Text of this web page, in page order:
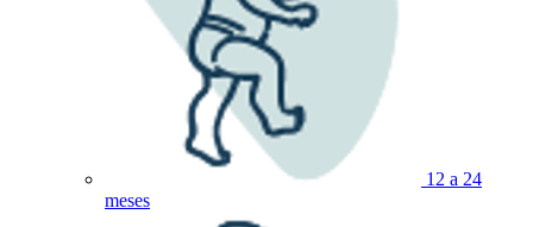
12 a 24
meses